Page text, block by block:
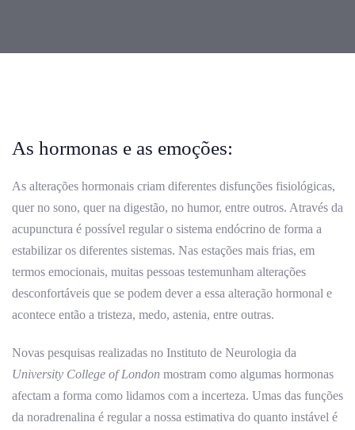
As hormonas e as emoções:
As alterações hormonais criam diferentes disfunções fisiológicas,
quer no sono, quer na digestão, no humor, entre outros. Através da
acupunctura é possível regular o sistema endócrino de forma a
estabilizar os diferentes sistemas. Nas estações mais frias, em
termos emocionais, muitas pessoas testemunham alterações
desconfortáveis que se podem dever a essa alteração hormonal e
acontece então a tristeza, medo, astenia, entre outras.
Novas pesquisas realizadas no Instituto de Neurologia da
University College of London mostram como algumas hormonas
afectam a forma como lidamos com a incerteza. Umas das funções
da noradrenalina é regular a nossa estimativa do quanto instável é
navigation